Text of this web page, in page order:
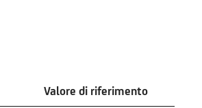
Valore di riferimento